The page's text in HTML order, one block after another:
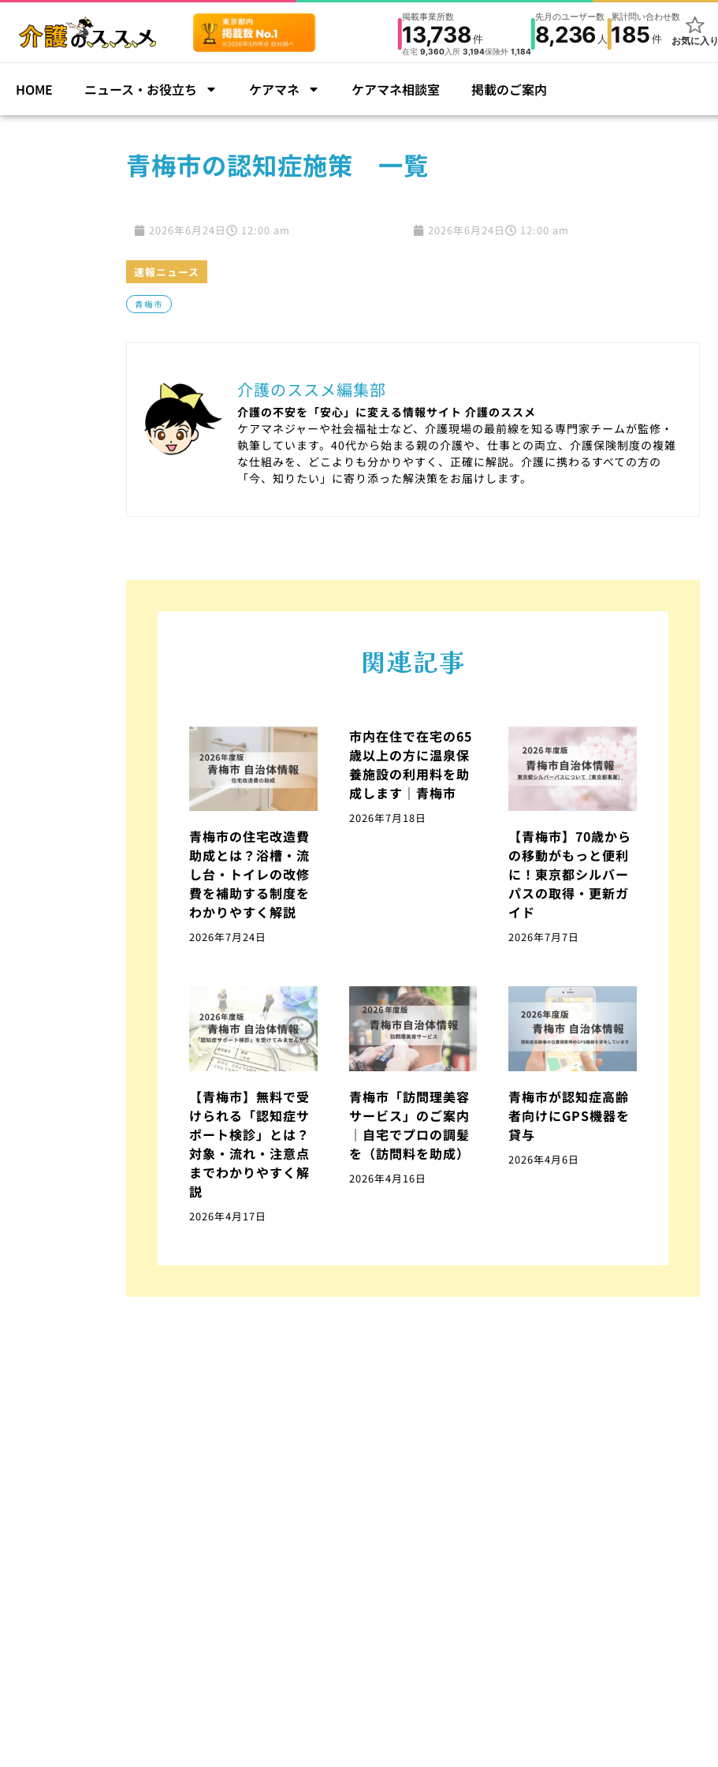
掲載事業所数
13,738件
在宅 9,360入所 3,194保険外 1,184
先月のユーザー数
8,236 人
累計問い合わせ数
185件 お気に入り
HOME ニュース・お役立ち ケアマネ ケアマネ相談室 掲載のご案内
青梅市の認知症施策 一覧
2026年6月24日 12:00 am 2026年6月24日 12:00 am
速報ニュース
青梅市
介護のススメ編集部
介護の不安を「安心」に変える情報サイト 介護のススメ
ケアマネジャーや社会福祉士など、介護現場の最前線を知る専門家チームが監修・
執筆しています。40代から始まる親の介護や、仕事との両立、介護保険制度の複雑
な仕組みを、どこよりも分かりやすく、正確に解説。介護に携わるすべての方の
「今、知りたい」に寄り添った解決策をお届けします。
関連記事
青梅市の住宅改造費
助成とは？浴槽・流
し台・トイレの改修
費を補助する制度を
わかりやすく解説
2026年7月24日
市内在住で在宅の65
歳以上の方に温泉保
養施設の利用料を助
成します｜青梅市
2026年7月18日
【青梅市】70歳から
の移動がもっと便利
に！東京都シルバー
パスの取得・更新ガ
イド
2026年7月7日
【青梅市】無料で受
けられる「認知症サ
ポート検診」とは？
対象・流れ・注意点
までわかりやすく解
説
2026年4月17日
青梅市「訪問理美容
サービス」のご案内
｜自宅でプロの調髪
を（訪問料を助成）
2026年4月16日
青梅市が認知症高齢
者向けにGPS機器を
貸与
2026年4月6日